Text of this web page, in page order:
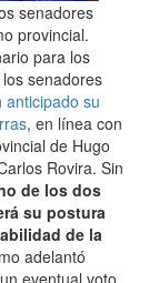
senadores
provincial.
para los
los senadores
anticipado su
, en línea con
de Hugo
Rovira. Sin
de los dos
su postura
de la
adelantó
eventual voto